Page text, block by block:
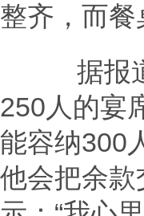
整齐，而
据报道
250人的宴
能容纳300
他会把余